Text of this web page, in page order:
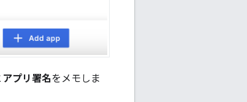
アプリ署名をメモしま